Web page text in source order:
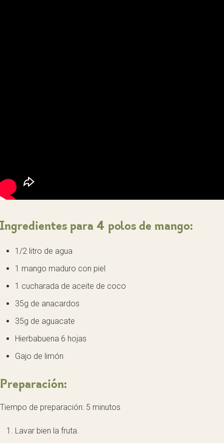
Ingredientes para 4 polos de mango:
1/2 litro de agua
1 mango maduro con piel
1 cucharada de aceite de coco
35g de anacardos
35g de aguacate
Hierbabuena 6 hojas
Gajo de limón
Preparación:
Tiempo de preparación: 5 minutos
Lavar bien la fruta.